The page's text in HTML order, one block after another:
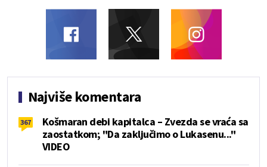
Najviše komentara
367
Košmaran debi kapitalca – Zvezda se vraća sa
zaostatkom; "Da zaključimo o Lukasenu..."
VIDEO